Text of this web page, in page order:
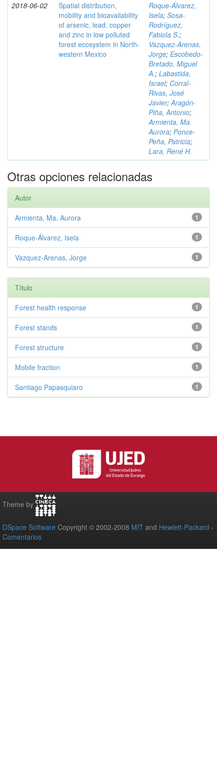
2018-06-02
Spatial distribution,
mobility and bioavailability
of arsenic, lead, copper
and zinc in low polluted
forest ecosystem in North-
western Mexico
Roque-Álvarez,
Isela; Sosa-
Rodríguez,
Fabiola S.;
Vazquez-Arenas,
Jorge; Escobedo-
Bretado, Miguel
A.; Labastida,
Israel; Corral-
Rivas, José
Javier;Aragón-
Piña, Antonio;
Armienta, Ma.
Aurora; Ponce-
Peña, Patricia;
Lara, René H.
Otras opciones relacionadas
Autor
1
Armienta, Ma. Aurora
1
Roque-Álvarez, Isela
1
Vazquez-Arenas, Jorge
Título
1
Forest health response
1
Forest stands
1
Forest structure
1
Mobile fraction
1
Santiago Papasquiaro
Theme by
DSpace Software Copyright © 2002-2008 MIT and Hewlett-Packard -
Comentarios